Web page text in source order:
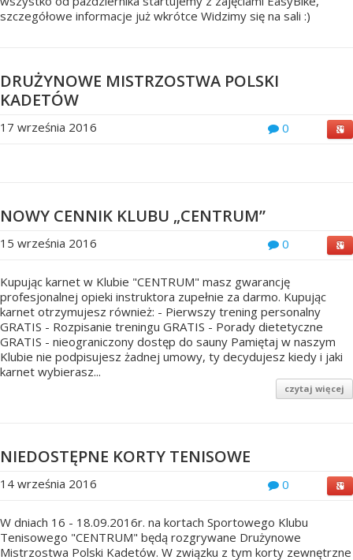
szczegółowe informacje już wkrótce Widzimy się na sali :)
DRUŻYNOWE MISTRZOSTWA POLSKI
KADETÓW
0
17 września 2016
NOWY CENNIK KLUBU „CENTRUM”
0
15 września 2016
Kupując karnet w Klubie "CENTRUM" masz gwarancję
profesjonalnej opieki instruktora zupełnie za darmo. Kupując
karnet otrzymujesz również: - Pierwszy trening personalny
GRATIS - Rozpisanie treningu GRATIS - Porady dietetyczne
GRATIS - nieograniczony dostęp do sauny Pamiętaj w naszym
Klubie nie podpisujesz żadnej umowy, ty decydujesz kiedy i jaki
karnet wybierasz...
czytaj więcej
NIEDOSTĘPNE KORTY TENISOWE
0
14 września 2016
W dniach 16 - 18.09.2016r. na kortach Sportowego Klubu
Tenisowego "CENTRUM" będą rozgrywane Drużynowe
Mistrzostwa Polski Kadetów. W związku z tym korty zewnętrzne